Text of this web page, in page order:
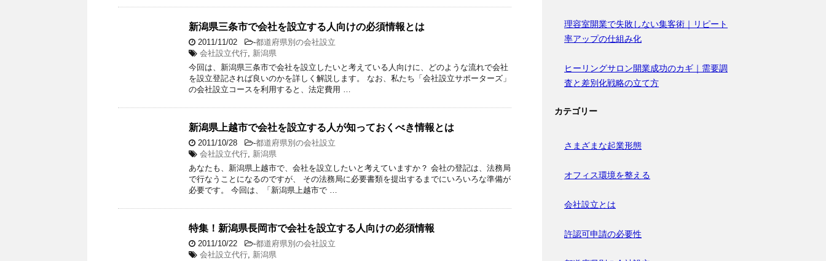
新潟県三条市で会社を設立する人向けの必須情報とは
2011/11/02 -都道府県別の会社設立
会社設立代行, 新潟県
今回は、新潟県三条市で会社を設立したいと考えている人向けに、どのような流れで会社
を設立登記されば良いのかを詳しく解説します。 なお、私たち「会社設立サポーターズ」
の会社設立コースを利用すると、法定費用 …
新潟県上越市で会社を設立する人が知っておくべき情報とは
2011/10/28 -都道府県別の会社設立
会社設立代行, 新潟県
あなたも、新潟県上越市で、会社を設立したいと考えていますか？ 会社の登記は、法務局
で行なうことになるのですが、 その法務局に必要書類を提出するまでにいろいろな準備が
必要です。 今回は、「新潟県上越市で …
特集！新潟県長岡市で会社を設立する人向けの必須情報
2011/10/22 -都道府県別の会社設立
会社設立代行, 新潟県
理容室開業で失敗しない集客術｜リピート
率アップの仕組み化
ヒーリングサロン開業成功のカギ｜需要調
査と差別化戦略の立て方
カテゴリー
さまざまな起業形態
オフィス環境を整える
会社設立とは
許認可申請の必要性